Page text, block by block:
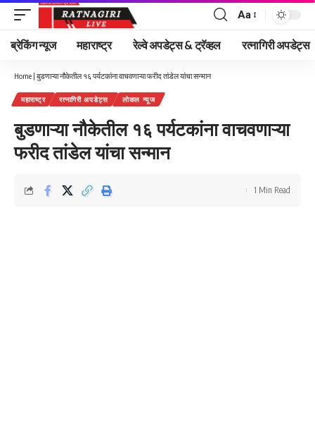
Font
Resizer
Aa
ब्रेकिंग न्यूज महाराष्ट्र रेल्वे अपडेट्स & ट्रॅव्हल रत्नागिरी अपडेट्स
Home | बुडणाऱ्या नौकेतील १६ पर्यटकांना वाचवणाऱ्या फरीद तांडेल यांचा सन्मान
महाराष्ट्र रत्नागिरी अपडेट्स लोकल न्यूज
बुडणाऱ्या नौकेतील १६ पर्यटकांना वाचवणाऱ्या
फरीद तांडेल यांचा सन्मान
1 Min Read